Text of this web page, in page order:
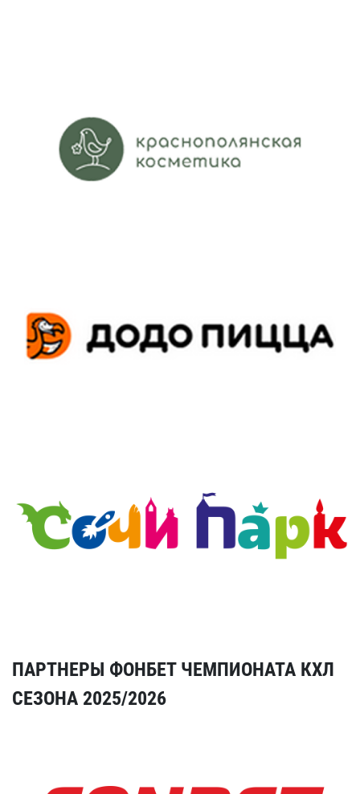
ПАРТНЕРЫ ФОНБЕТ ЧЕМПИОНАТА КХЛ
СЕЗОНА 2025/2026